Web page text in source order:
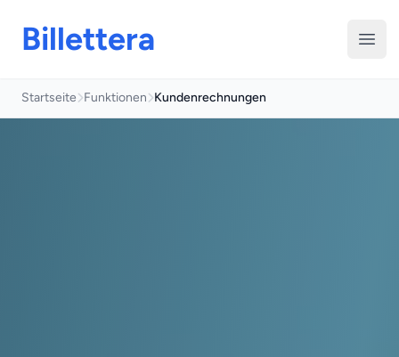
Billettera
Startseite Funktionen Kundenrechnungen